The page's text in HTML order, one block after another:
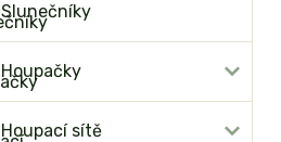
Slunečníky
Houpačky
Houpací sítě